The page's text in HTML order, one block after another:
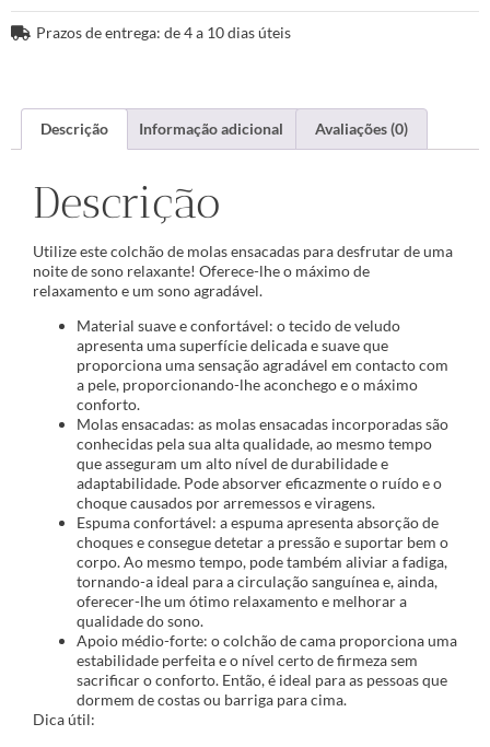
Prazos de entrega: de 4 a 10 dias úteis
Descrição Informação adicional Avaliações (0)
Descrição
Utilize este colchão de molas ensacadas para desfrutar de uma
noite de sono relaxante! Oferece-lhe o máximo de
relaxamento e um sono agradável.
Material suave e confortável: o tecido de veludo
apresenta uma superfície delicada e suave que
proporciona uma sensação agradável em contacto com
a pele, proporcionando-lhe aconchego e o máximo
conforto.
Molas ensacadas: as molas ensacadas incorporadas são
conhecidas pela sua alta qualidade, ao mesmo tempo
que asseguram um alto nível de durabilidade e
adaptabilidade. Pode absorver eficazmente o ruído e o
choque causados por arremessos e viragens.
Espuma confortável: a espuma apresenta absorção de
choques e consegue detetar a pressão e suportar bem o
corpo. Ao mesmo tempo, pode também aliviar a fadiga,
tornando-a ideal para a circulação sanguínea e, ainda,
oferecer-lhe um ótimo relaxamento e melhorar a
qualidade do sono.
Apoio médio-forte: o colchão de cama proporciona uma
estabilidade perfeita e o nível certo de firmeza sem
sacrificar o conforto. Então, é ideal para as pessoas que
dormem de costas ou barriga para cima.
Dica útil: